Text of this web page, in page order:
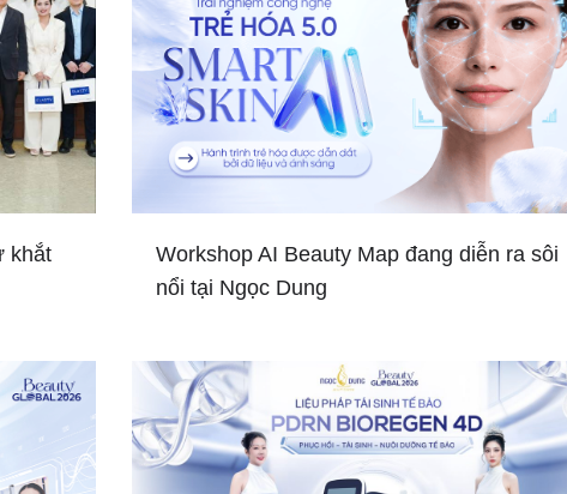
khắt
Workshop AI Beauty Map đang diễn ra sôi
nổi tại Ngọc Dung